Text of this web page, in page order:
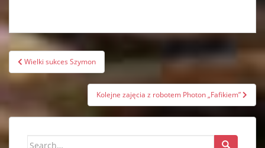
Nawigacja
wpisu
Wielki sukces Szymon
Kolejne zajęcia z robotem Photon „Fafikiem”
Search